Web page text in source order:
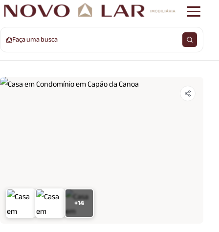
Faça uma busca
+14